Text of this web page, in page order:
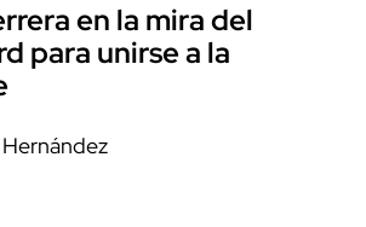
en la mira del
para unirse a la